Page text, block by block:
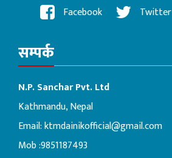
Facebook Twitter
सम्पर्क
N.P. Sanchar Pvt. Ltd
Kathmandu, Nepal
Email:ktmdainikofficial@gmail.com
Mob :9851187493